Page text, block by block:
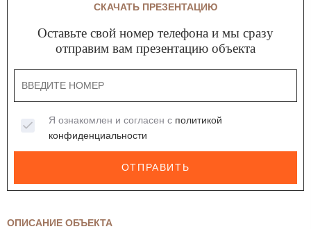
ОПИСАНИЕ ОБЪЕКТА
СКАЧАТЬ ПРЕЗЕНТАЦИЮ
Оставьте свой номер телефона и мы сразу
отправим вам презентацию объекта
Я ознакомлен и согласен с политикой
конфиденциальности
ОТПРАВИТЬ